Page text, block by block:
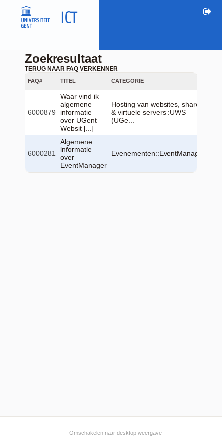
Zoekresultaat
TERUG NAAR FAQ VERKENNER
FAQ# TITEL CATEGORIE
6000879
Waar vind ik
algemene
informatie
over UGent
Websit [...]
Hosting van websites, shares
& virtuele servers::UWS
(UGe...
6000281
Algemene
informatie
over
EventManager
Evenementen::EventManager
Omschakelen naar desktop weergave